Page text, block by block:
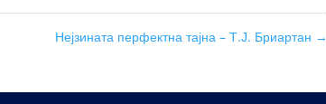
Нејзината перфектна тајна – Т.Ј. Бриартан →